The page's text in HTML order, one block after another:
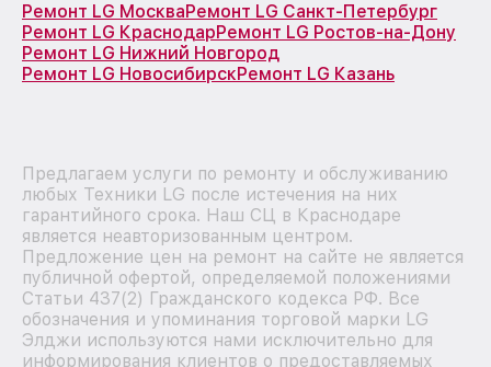
Ремонт LG МоскваРемонт LG Санкт-Петербург
Ремонт LG КраснодарРемонт LG Ростов-на-Дону
Ремонт LG Нижний Новгород
Ремонт LG НовосибирскРемонт LG Казань
Предлагаем услуги по ремонту и обслуживанию
любых Техники LG после истечения на них
гарантийного срока. Наш СЦ в Краснодаре
является неавторизованным центром.
Предложение цен на ремонт на сайте не является
публичной офертой, определяемой положениями
Статьи 437(2) Гражданского кодекса РФ. Все
обозначения и упоминания торговой марки LG
Элджи используются нами исключительно для
информирования клиентов о предоставляемых